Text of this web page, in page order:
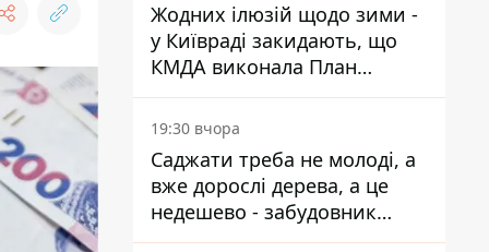
Жодних ілюзій щодо зими -
у Київраді закидають, що
КМДА виконала План
стійкості на 20%
19:30 вчора
Саджати треба не молоді, а
вже дорослі дерева, а це
недешево - забудовник
Ніконов